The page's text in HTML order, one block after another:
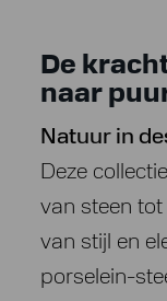
De
naar
Natuur in
Deze
van steen
van stijl en
porselein-